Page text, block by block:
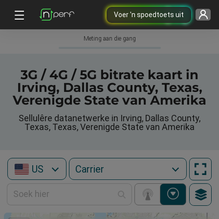
Voer 'n spoedtoets uit
Meting aan die gang
3G / 4G / 5G bitrate kaart in
Irving, Dallas County, Texas,
Verenigde State van Amerika
Sellulêre datanetwerke in Irving, Dallas County,
Texas, Texas, Verenigde State van Amerika
US